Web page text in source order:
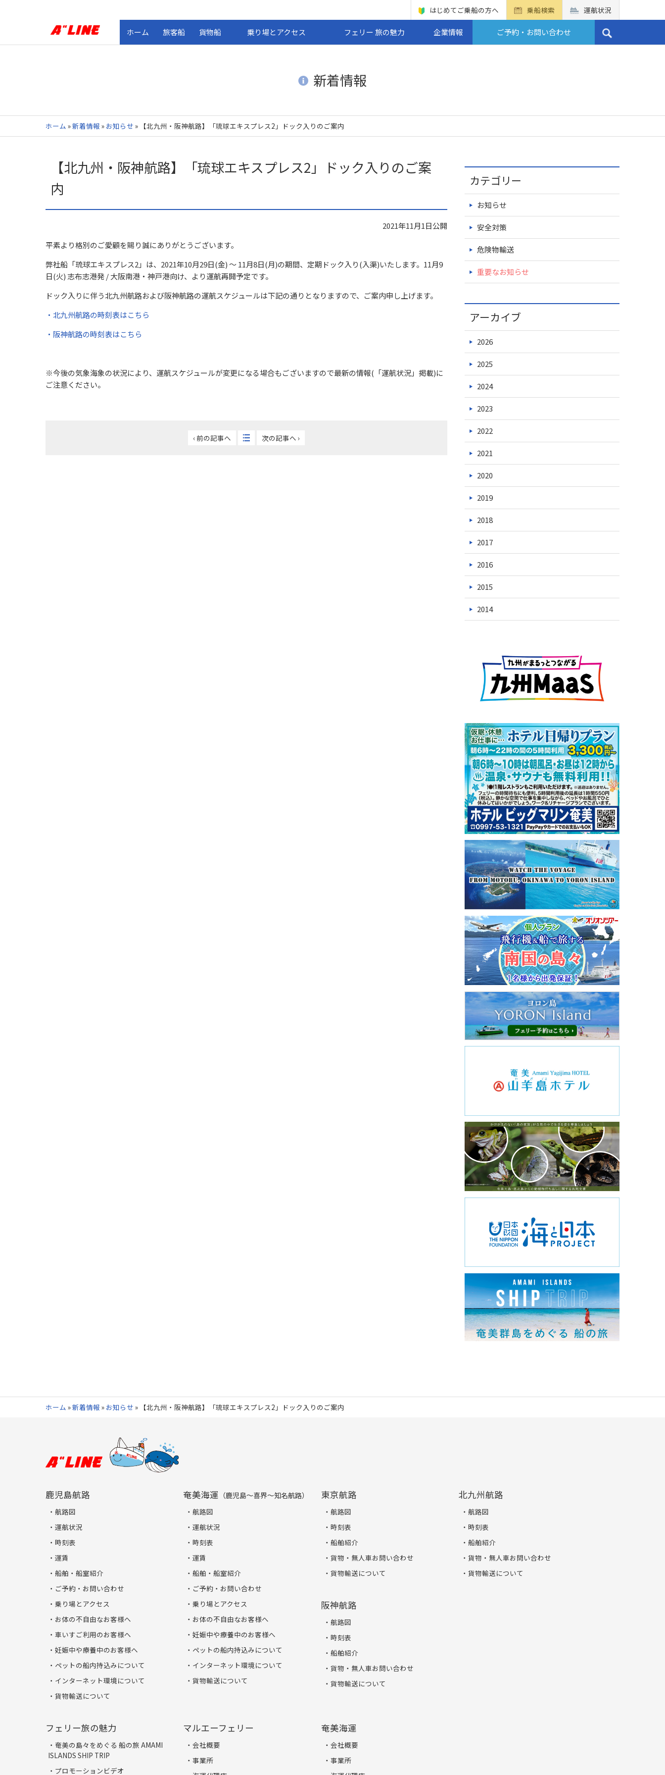
はじめてご乗船の方へ 乗船検索 運航状況
ホーム 旅客船 貨物船 乗り場とアクセス フェリー 旅の魅力 企業情報 ご予約・お問い合わせ
新着情報
ホーム »新着情報 » お知らせ » 【北九州・阪神航路】「琉球エキスプレス2」ドック入りのご案内
【北九州・阪神航路】「琉球エキスプレス2」ドック入りのご案
内
2021年11月1日公開
平素より格別のご愛顧を賜り誠にありがとうございます。
弊社船「琉球エキスプレス2」は、2021年10月29日(金) ～ 11月8日(月)の期間、定期ドック入り(入渠)いたします。11月9
日(火) 志布志港発 / 大阪南港・神戸港向け、より運航再開予定です。
ドック入りに伴う北九州航路および阪神航路の運航スケジュールは下記の通りとなりますので、ご案内申し上げます。
・北九州航路の時刻表はこちら
・阪神航路の時刻表はこちら
※今後の気象海象の状況により、運航スケジュールが変更になる場合もございますので最新の情報(「運航状況」掲載)に
ご注意ください。
‹ 前の記事へ 次の記事へ ›
カテゴリー
お知らせ
安全対策
危険物輸送
重要なお知らせ
アーカイブ
2026
2025
2024
2023
2022
2021
2020
2019
2018
2017
2016
2015
2014
ホーム »新着情報 » お知らせ » 【北九州・阪神航路】「琉球エキスプレス2」ドック入りのご案内
鹿児島航路
航路図
運航状況
時刻表
運賃
船舶・船室紹介
ご予約・お問い合わせ
乗り場とアクセス
お体の不自由なお客様へ
車いすご利用のお客様へ
妊娠中や療養中のお客様へ
ペットの船内持込みについて
インターネット環境について
貨物輸送について
奄美海運 （鹿児島～喜界～知名航路）
航路図
運航状況
時刻表
運賃
船舶・船室紹介
ご予約・お問い合わせ
乗り場とアクセス
お体の不自由なお客様へ
妊娠中や療養中のお客様へ
ペットの船内持込みについて
インターネット環境について
貨物輸送について
東京航路
航路図
時刻表
船舶紹介
貨物・無人車お問い合わせ
貨物輸送について
阪神航路
航路図
時刻表
船舶紹介
貨物・無人車お問い合わせ
貨物輸送について
北九州航路
航路図
時刻表
船舶紹介
貨物・無人車お問い合わせ
貨物輸送について
フェリー旅の魅力
奄美の島々をめぐる 船の旅 AMAMI
ISLANDS SHIP TRIP
プロモーションビデオ
マルエーフェリー
会社概要
事業所
奄美海運
会社概要
事業所